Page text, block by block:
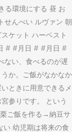
る環境にする 昼 お
せんべい ルヴァン 朝
ケット ハーベスト
# #月日 # #月日 #
ない、食べるのが遅
か。ご飯がなかなか
ときに用意できるメ
参りです。 という
ご飯を作る→納豆サ
幼児期は将来の食